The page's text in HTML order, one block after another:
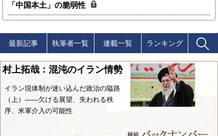
「中国本土」の脆弱性
最新記事 執筆者一覧 連載一覧 ランキング
村上拓哉：混沌のイラン情勢
イラン現体制が迷い込んだ政治の隘路
（上）――欠ける展望、失われる秩
序、米軍介入の可能性